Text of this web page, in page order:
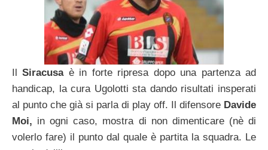
IlSiracusa è in forte ripresa dopo una partenza ad
handicap, la cura Ugolotti sta dando risultati insperati
al punto che già si parla di play off. Il difensore Davide
Moi, in ogni caso, mostra di non dimenticare (nè di
volerlo fare) il punto dal quale è partita la squadra. Le